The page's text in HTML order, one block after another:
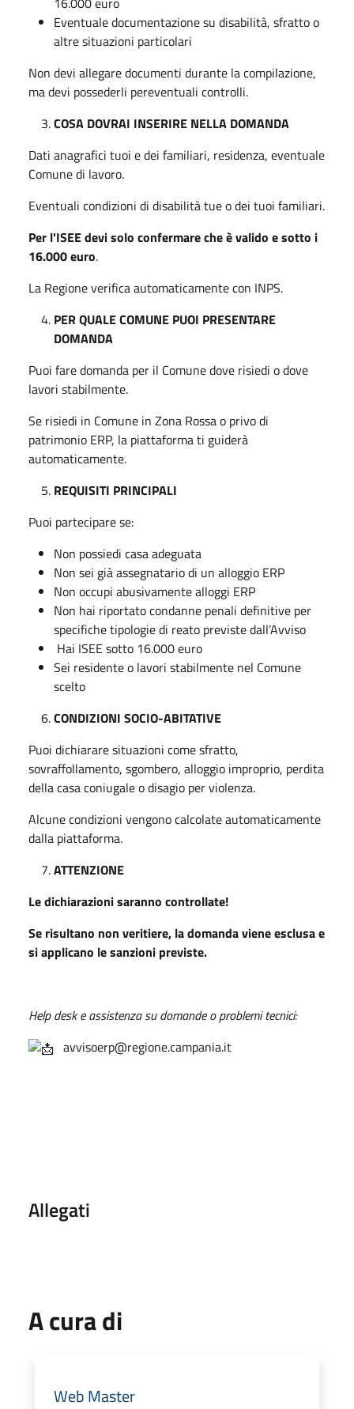
Eventuale documentazione su disabilità, sfratto o
altre situazioni particolari
Non devi allegare documenti durante la compilazione,
ma devi possederli pereventuali controlli.
COSA DOVRAI INSERIRE NELLA DOMANDA
Dati anagrafici tuoi e dei familiari, residenza, eventuale
Comune di lavoro.
Eventuali condizioni di disabilità tue o dei tuoi familiari.
Per l'ISEE devi solo confermare che è valido e sotto i
16.000 euro.
La Regione verifica automaticamente con INPS.
PER QUALE COMUNE PUOI PRESENTARE
DOMANDA
Puoi fare domanda per il Comune dove risiedi o dove
lavori stabilmente.
Se risiedi in Comune in Zona Rossa o privo di
patrimonio ERP, la piattaforma ti guiderà
automaticamente.
REQUISITI PRINCIPALI
Puoi partecipare se:
Non possiedi casa adeguata
Non sei già assegnatario di un alloggio ERP
Non occupi abusivamente alloggi ERP
Non hai riportato condanne penali definitive per
specifiche tipologie di reato previste dall’Avviso
Hai ISEE sotto 16.000 euro
Sei residente o lavori stabilmente nel Comune
scelto
CONDIZIONI SOCIO-ABITATIVE
Puoi dichiarare situazioni come sfratto,
sovraffollamento, sgombero, alloggio improprio, perdita
della casa coniugale o disagio per violenza.
Alcune condizioni vengono calcolate automaticamente
dalla piattaforma.
ATTENZIONE
Le dichiarazioni saranno controllate!
Se risultano non veritiere, la domanda viene esclusa e
si applicano le sanzioni previste.
Help desk e assistenza su domande o problemi tecnici:
avvisoerp@regione.campania.it
Allegati
A cura di
Web Master